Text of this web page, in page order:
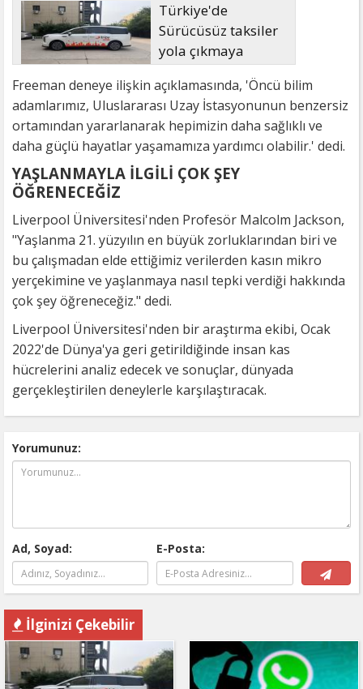
Türkiye'de
Sürücüsüz taksiler
yola çıkmaya
hazırlanıyor
Freeman deneye ilişkin açıklamasında, 'Öncü bilim
adamlarımız, Uluslararası Uzay İstasyonunun benzersiz
ortamından yararlanarak hepimizin daha sağlıklı ve
daha güçlü hayatlar yaşamamıza yardımcı olabilir.' dedi.
YAŞLANMAYLA İLGİLİ ÇOK ŞEY
ÖĞRENECEĞİZ
Liverpool Üniversitesi'nden Profesör Malcolm Jackson,
"Yaşlanma 21. yüzyılın en büyük zorluklarından biri ve
bu çalışmadan elde ettiğimiz verilerden kasın mikro
yerçekimine ve yaşlanmaya nasıl tepki verdiği hakkında
çok şey öğreneceğiz." dedi.
Liverpool Üniversitesi'nden bir araştırma ekibi, Ocak
2022'de Dünya'ya geri getirildiğinde insan kas
hücrelerini analiz edecek ve sonuçlar, dünyada
gerçekleştirilen deneylerle karşılaştıracak.
Yorumunuz:
Ad, Soyad: E-Posta:
İlginizi Çekebilir